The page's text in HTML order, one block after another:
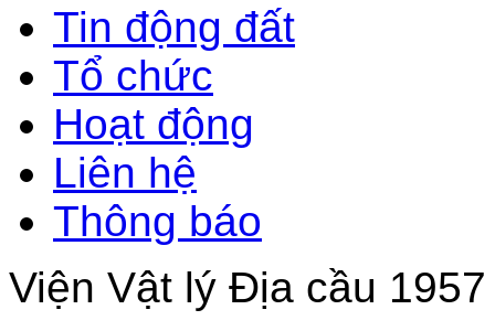
Tin động đất
Tổ chức
Hoạt động
Liên hệ
Thông báo
Viện Vật lý Địa cầu